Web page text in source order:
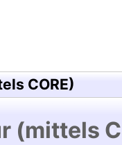
CORE)
(mittels